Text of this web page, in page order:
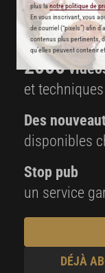
plus lanotre politique de
En vous inscrivant, vous
de courriel (“pixels”) afin
contenus plus pertinents,
qu’elles peuvent contenir
8000
partagées
2000
et
Des
disponibles
Stop pub
un service
DÉJÀ